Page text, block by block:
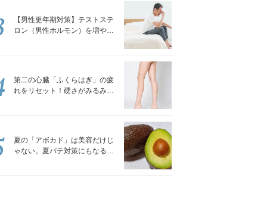
【男性更年期対策】テストステ
ロン（男性ホルモン）を増やす
第二の心臓「ふくらはぎ」の疲
れをリセット！硬さがみるみる
夏の「アボカド」は美容だけじ
ゃない。夏バテ対策にもなる意